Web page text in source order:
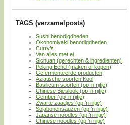
TAGS (verzamelposts)
Sushi benodigdheden
Okonomiyaki benodigdheden
Curry’s
Van alles met ei
Sichuan (gerechten & ingredienten)
Peking Eend (maken of kopen)
Gefermenteerde producten
Aziatische soorten Kool
Basilicum soorten (op ’n rijtje)
Chinese Bieslook (op ’n rijtje)
Gember (op ’n rijtje)
Zwarte zaadjes (op ’n rijtje)
Sojabonensauzen (op ’n rijtje)
Japanse noodles (op ’n rijtje)
Chinese noodles (op ’n rijtje)